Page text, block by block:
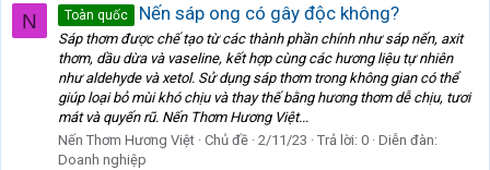
N Toàn quốc Nến sáp ong có gây độc không?
Sáp thơm được chế tạo từ các thành phần chính như sáp nến, axit
thơm, dầu dừa và vaseline, kết hợp cùng các hương liệu tự nhiên
như aldehyde và xetol. Sử dụng sáp thơm trong không gian có thể
giúp loại bỏ mùi khó chịu và thay thế bằng hương thơm dễ chịu, tươi
mát và quyến rũ. Nến Thơm Hương Việt...
Nến Thơm Hương Việt Chủ đề 2/11/23 Trả lời: 0 Diễn đàn:
Doanh nghiệp